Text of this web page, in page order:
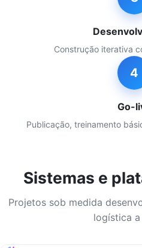
Construção iterativa
4
Go-
Publicação, treinamento
Sistemas e
Projetos sob medida
logística